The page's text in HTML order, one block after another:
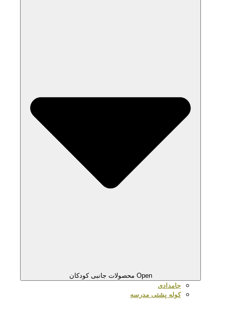
Open محصولات جانبی کودکان
جامدادی
کوله پشتی مدرسه